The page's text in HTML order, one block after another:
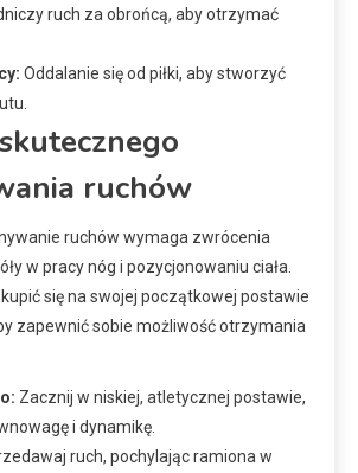
ruch za obrońcą, aby otrzymać
Oddalanie się od piłki, aby stworzyć
ruchów
ruchów wymaga zwrócenia
w pracy nóg i pozycjonowaniu ciała.
się na swojej początkowej postawie
zapewnić sobie możliwość otrzymania
Zacznij w niskiej, atletycznej postawie,
i dynamikę.
ruch, pochylając ramiona w